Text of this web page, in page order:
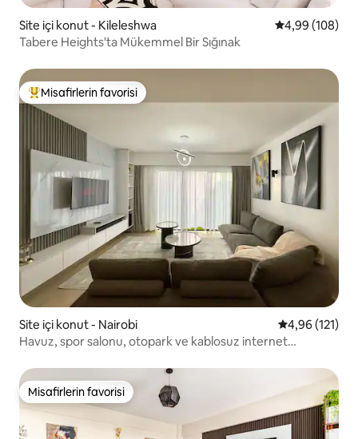
Site içi konut - Kileleshwa 5 üzerinden
4,99 (108)
Tabere Heights'ta Mükemmel Bir Sığınak
Misafirlerin favorilerinden en beğenilenler arasında
Misafirlerin favorisi
Site içi konut - Nairobi 5 üzerinden
4,96 (121)
Havuz, spor salonu, otopark ve kablosuz internet
Misafirlerin favorisi
Misafirlerin favorisi